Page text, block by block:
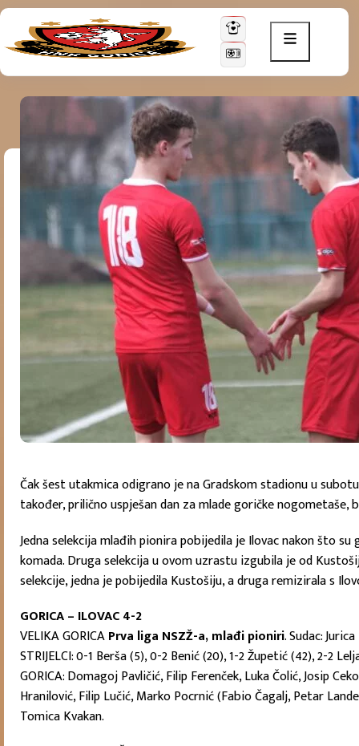
Čak šest utakmica odigrano je na Gradskom stadionu u
također, prilično uspješan dan za mlade goričke
Jedna selekcija mlađih pionira pobijedila je Ilovac nakon što
komada. Druga selekcija u ovom uzrastu izgubila je od
selekcije, jedna je pobijedila Kustošiju, a druga remizirala s
GORICA – ILOVAC 4-2
VELIKA GORICAPrva liga NSZŽ-a, mlađi pioniri. Sudac:
STRIJELCI: 0-1 Berša (5), 0-2 Benić (20), 1-2 Župetić (42), 2-2
GORICA: Domagoj Pavličić, Filip Ferenček, Luka Čolić, Josip
Hranilović, Filip Lučić, Marko Pocrnić (Fabio Čagalj, Petar
Tomica Kvakan.